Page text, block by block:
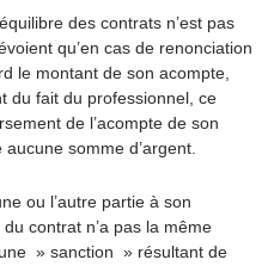
des contrats n’est pas
qu’en cas de renonciation
le montant de son acompte,
du fait du professionnel, ce
de l’acompte de son
somme d’argent.
ou l’autre partie à son
contrat n’a pas la même
» sanction » résultant de